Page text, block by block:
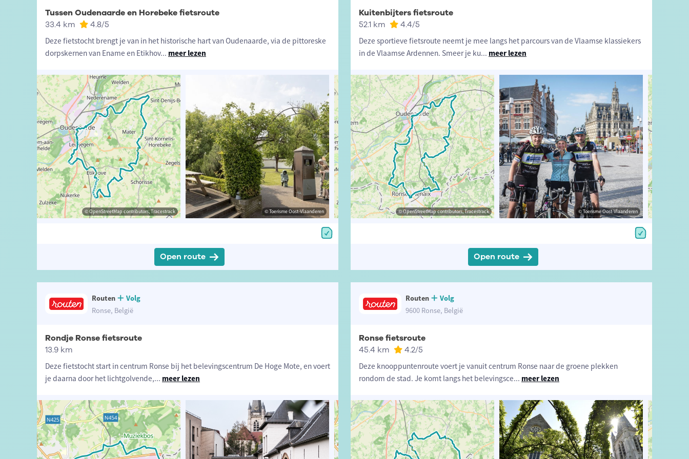
Tussen Oudenaarde en Horebeke fietsroute
33.4 km 4.8/5
Deze fietstocht brengt je van in het historische hart van Oudenaarde, via de pittoreske
dorpskernen van Ename en Etikhov... meer lezen
© OpenStreetMap contributors, Tracestrack © Toerisme Oost-Vlaanderen © OpenStreetMap contributors, Tracestrack © Toerisme Oost-Vlaanderen
Open route
Kuitenbijters fietsroute
52.1 km 4.4/5
Deze sportieve fietsroute neemt je mee langs het parcours van de Vlaamse klassiekers
in de Vlaamse Ardennen. Smeer je ku... meer lezen
Oost-Vlaanderen © OpenStreetMap contributors, Tracestrack © Toerisme Oost-Vlaanderen © OpenStreetMap contributors, Tracestrack © Toerisme Oost-Vlaanderen
Open route
Routen
Volg
Ronse, België
Rondje Ronse fietsroute
13.9 km
Deze fietstocht start in centrum Ronse bij het belevingscentrum De Hoge Mote, en voert
je daarna door het lichtgolvende,... meer lezen
Routen
Volg
9600 Ronse, België
Ronse fietsroute
45.4 km 4.2/5
Deze knooppuntenroute voert je vanuit centrum Ronse naar de groene plekken
rondom de stad. Je komt langs het belevingsce... meer lezen